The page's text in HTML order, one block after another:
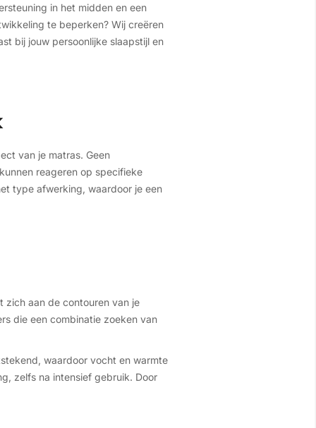
in het midden en een
te beperken? Wij creëren
bij jouw persoonlijke slaapstijl en
van je matras. Geen
reageren op specifieke
type afwerking, waardoor je een
zich aan de contouren van je
die een combinatie zoeken van
waardoor vocht en warmte
zelfs na intensief gebruik. Door